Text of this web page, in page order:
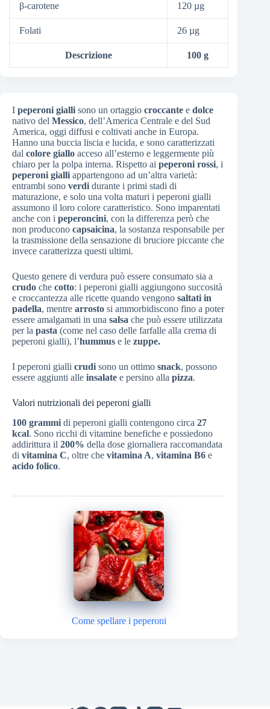
I peperoni gialli sono un ortaggio croccante e dolce
nativo del Messico, dell’America Centrale e del Sud
America, oggi diffusi e coltivati anche in Europa.
Hanno una buccia liscia e lucida, e sono caratterizzati
dal colore giallo acceso all’esterno e leggermente più
chiaro per la polpa interna. Rispetto ai peperoni rossi, i
peperoni gialli appartengono ad un’altra varietà:
entrambi sono verdi durante i primi stadi di
maturazione, e solo una volta maturi i peperoni gialli
assumono il loro colore caratteristico. Sono imparentati
anche con i peperoncini, con la differenza però che
non producono capsaicina, la sostanza responsabile per
la trasmissione della sensazione di bruciore piccante che
invece caratterizza questi ultimi.
Questo genere di verdura può essere consumato sia a
crudo che cotto: i peperoni gialli aggiungono succosità
e croccantezza alle ricette quando vengono saltati in
padella, mentre arrosto si ammorbidiscono fino a poter
essere amalgamati in una salsa che può essere utilizzata
per la pasta (come nel caso delle farfalle alla crema di
peperoni gialli), l’hummus e le zuppe.
I peperoni gialli crudi sono un ottimo snack, possono
essere aggiunti alle insalate e persino alla pizza.
Valori nutrizionali dei peperoni gialli
100 grammi di peperoni gialli contengono circa 27
kcal. Sono ricchi di vitamine benefiche e possiedono
addirittura il 200% della dose giornaliera raccomandata
di vitamina C, oltre che vitamina A, vitamina B6 e
acido folico.
Come spellare i peperoni
β-carotene 120 µg
Folati 26 µg
Descrizione 100 g